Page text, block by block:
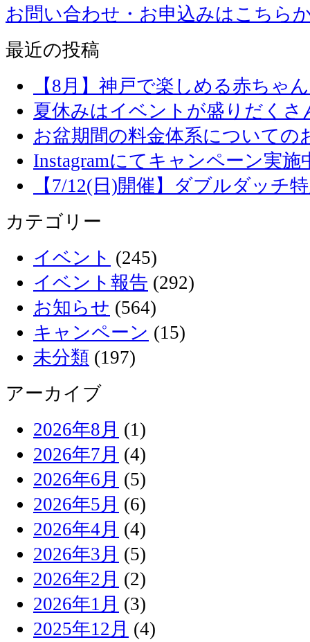
お問い合わせ・お申込みはこちら
最近の投稿
【8月】神戸で楽しめる赤ちゃ
夏休みはイベントが盛りだくさ
お盆期間の料金体系についての
Instagramにてキャンペーン実施
【7/12(日)開催】ダブルダッチ
カテゴリー
イベント (245)
イベント報告 (292)
お知らせ (564)
キャンペーン (15)
未分類 (197)
アーカイブ
2026年8月 (1)
2026年7月 (4)
2026年6月 (5)
2026年5月 (6)
2026年4月 (4)
2026年3月 (5)
2026年2月 (2)
2026年1月 (3)
2025年12月 (4)